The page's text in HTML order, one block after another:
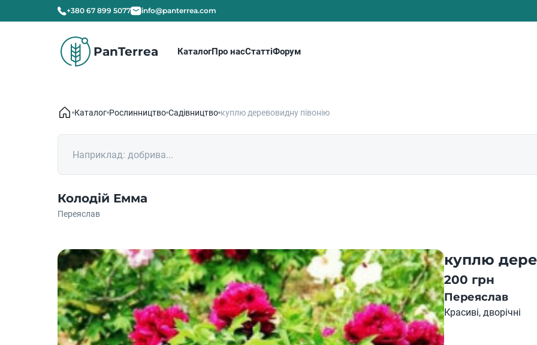
+380 67 899 5077 info@panterrea.com
PanTerrea КаталогПро насСтаттіФорум
Каталог Рослинництво Садівництво куплю деревовидну півонію
Колодій Емма
Переяслав
куплю
200 грн
Переяслав
Красиві, дворічні